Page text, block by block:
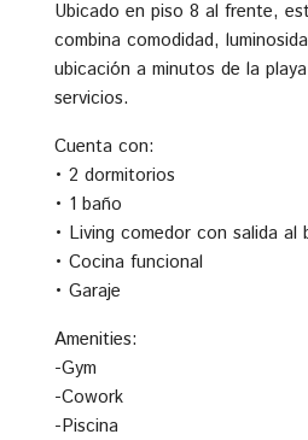
Ubicado en piso 8 al frente,
combina comodidad,
ubicación a minutos de la
servicios.
Cuenta con:
• 2 dormitorios
• 1 baño
• Living comedor con salida al
• Cocina funcional
• Garaje
Amenities:
-Gym
-Cowork
-Piscina